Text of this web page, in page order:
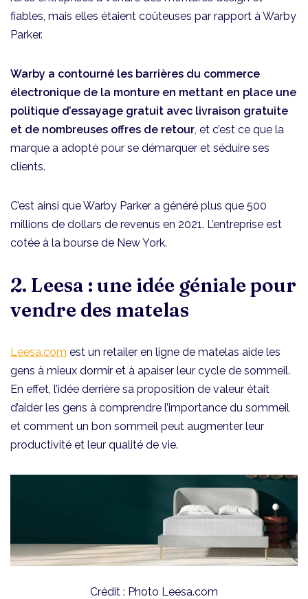
fiables, mais elles étaient coûteuses par rapport à Warby
Parker.
Warby a contourné les barrières du commerce
électronique de la monture en mettant en place une
politique d’essayage gratuit avec livraison gratuite
et de nombreuses offres de retour , et c’est ce que la
marque a adopté pour se démarquer et séduire ses
clients.
C’est ainsi que Warby Parker a généré plus que 500
millions de dollars de revenus en 2021. L’entreprise est
cotée à la bourse de New York.
2. Leesa : une idée géniale pour
vendre des matelas
Leesa.com est un retailer en ligne de matelas aide les
gens à mieux dormir et à apaiser leur cycle de sommeil.
En effet, l’idée derrière sa proposition de valeur était
d’aider les gens à comprendre l’importance du sommeil
et comment un bon sommeil peut augmenter leur
productivité et leur qualité de vie.
Crédit : Photo Leesa.com